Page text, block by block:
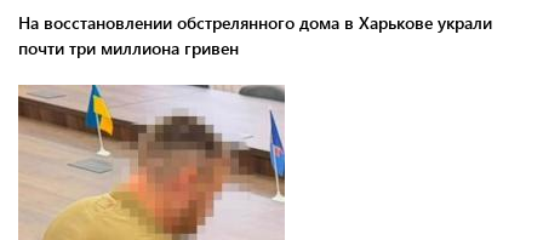
На восстановлении обстрелянного дома в Харькове украли
почти три миллиона гривен